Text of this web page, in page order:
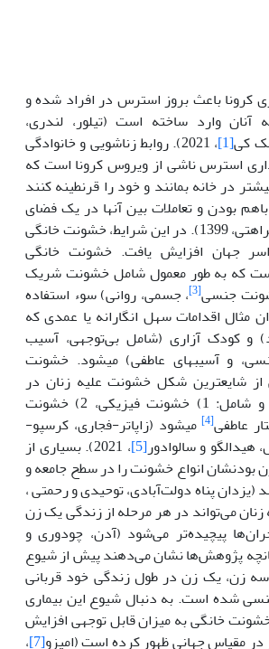
کرونا باعث بروز استرس در افراد شده و
وارد ساخته است (تیلور، لندری،
کی[1]
، 2021). روابط زناشویی و خانوادگی
استرس ناشی از ویروس کرونا است که
در خانه بمانند و خود را قرنطینه کنند
بودن و تعاملات بین آنها در یک فضای
کوچک بیشتر شد (فراهتی، 1399). در این شرایط، خشونت خانگی
جهان افزایش یافت. خشونت خانگی
که به طور معمول شامل خشونت شریک
جنسی[3] ، جسمی، روانی) سوء استفاده
مثال اقدامات سهل انگارانه یا عمدی که
و کودک آزاری (شامل بی‌توجهی، آسیب
و آسیب­های عاطفی) می­شود. خشونت
شایع­ترین شکل خشونت علیه زنان در
سراسر جهان است و شامل: 1) خشونت فیزیکی، 2) خشونت
[4] می­شود (زاپاتر-فجاری، کرسپو-
هیدالگو و سالوادور[5]
، 2021). بسیاری از
بودنشان انواع خشونت را در سطح جامعه و
(یزدان پناه دولت‌آبادی، توحیدی و رحمتی ،
زنان می‌تواند در هر مرحله از زندگی یک زن
پیچیده‌تر می‌شود (آدن، چودوری و
چنانچه پژوهش‌ها نشان می‌دهند پیش از شیوع
سه زن، یک زن در طول زندگی خود قربانی
شده است. به دنبال شیوع این بیماری
خانگی به میزان قابل توجهی افزایش
در مقیاس جهانی ظهور کرده است (امیزو[7] ،